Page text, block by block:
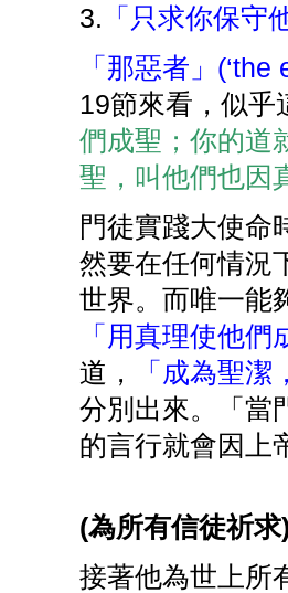
3. 「只求你保守
「那惡者」(‘the
19節來看，似乎
們成聖；你的道
聖，叫他們也因
門徒實踐大使命
然要在任何情況
世界。而唯一能
「用真理使他們
道，
「成為聖
分別出來。「當
的言行就會因上
(為所有信徒祈求
接著他為世上所